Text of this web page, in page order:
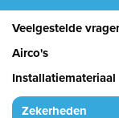
Veelgestelde
Airco's
Installatiemateriaal
Zekerheden